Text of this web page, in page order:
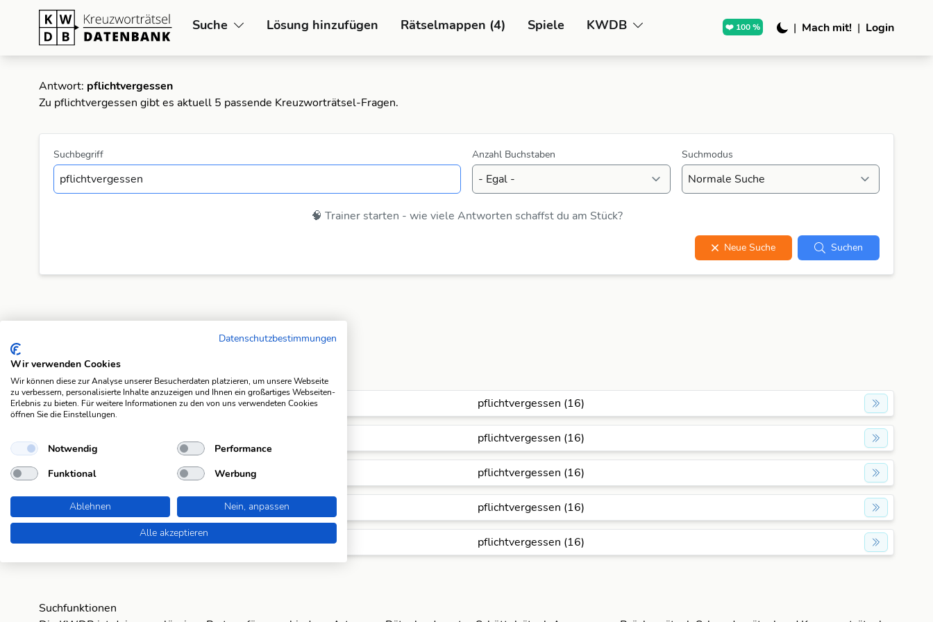
Suche Lösung hinzufügen Rätselmappen (4) Spiele KWDB ❤️ 100 % | Mach mit! | Login
Antwort: pflichtvergessen
Zu pflichtvergessen gibt es aktuell 5 passende Kreuzworträtsel-Fragen.
Suchbegriff Anzahl Buchstaben Suchmodus
🧠 Trainer starten - wie viele Antworten schaffst du am Stück?
Neue Suche Suchen
Suchergebnisse
achtlos pflichtvergessen (16)
pflichtvergessen (16)
leichtfertig pflichtvergessen (16)
leichtsinnig pflichtvergessen (16)
verantwortungslos pflichtvergessen (16)
Suchfunktionen
Datenschutzbestimmungen
Wir verwenden Cookies
Wir können diese zur Analyse unserer Besucherdaten platzieren, um unsere Webseite
zu verbessern, personalisierte Inhalte anzuzeigen und Ihnen ein großartiges Webseiten-
Erlebnis zu bieten. Für weitere Informationen zu den von uns verwendeten Cookies
öffnen Sie die Einstellungen.
Notwendig
Performance
Funktional
Werbung
Ablehnen
Nein, anpassen
Alle akzeptieren